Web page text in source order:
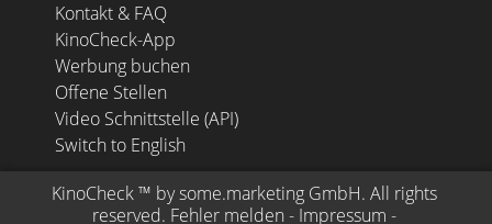
Kontakt & FAQ
KinoCheck-App
Werbung buchen
Offene Stellen
Video Schnittstelle (API)
Switch to English
KinoCheck ™ by some.marketing GmbH. All rights
reserved. Fehler melden - Impressum -